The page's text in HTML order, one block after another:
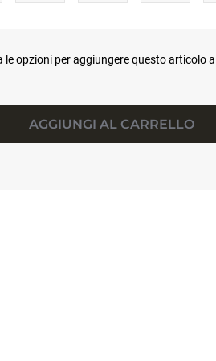
le opzioni per aggiungere questo articolo al
AGGIUNGI AL CARRELLO